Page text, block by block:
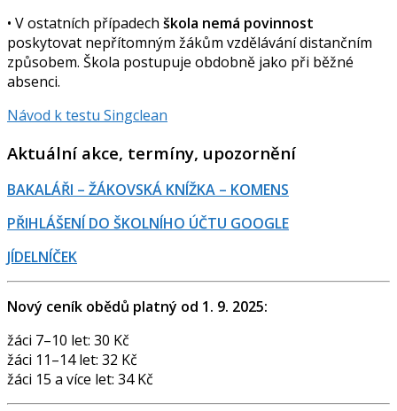
• V ostatních případech škola nemá povinnost
poskytovat nepřítomným žákům vzdělávání distančním
způsobem. Škola postupuje obdobně jako při běžné
absenci.
Návod k testu Singclean
Aktuální akce, termíny, upozornění
BAKALÁŘI – ŽÁKOVSKÁ KNÍŽKA – KOMENS
PŘIHLÁŠENÍ DO ŠKOLNÍHO ÚČTU GOOGLE
JÍDELNÍČEK
Nový ceník obědů platný od 1. 9. 2025:
žáci 7–10 let: 30 Kč
žáci 11–14 let: 32 Kč
žáci 15 a více let: 34 Kč